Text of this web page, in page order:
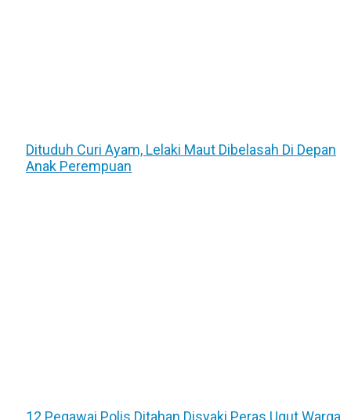
Dituduh Curi Ayam, Lelaki Maut Dibelasah Di Depan
Anak Perempuan
12 Pegawai Polis Ditahan Disyaki Peras Ugut Warga